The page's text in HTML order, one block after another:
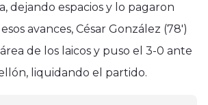
dejando espacios y lo pagaron
avances, César González (78′)
de los laicos y puso el 3-0 ante
liquidando el partido.
caminata recreativa
polémica entre Curicó